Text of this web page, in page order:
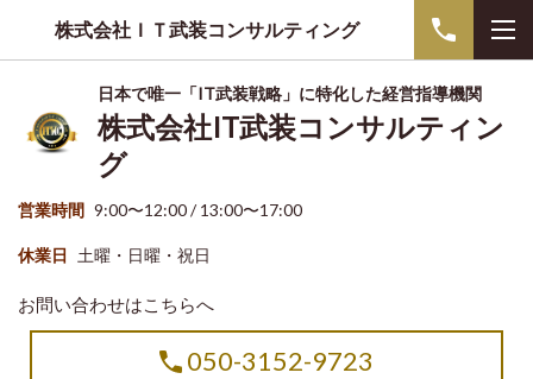
株式会社ＩＴ武装コンサルティング
日本で唯一「IT武装戦略」に特化した経営指導機関
株式会社IT武装コンサルティン
グ
営業時間 9:00〜12:00 / 13:00〜17:00
休業日 土曜・日曜・祝日
お問い合わせはこちらへ
050-3152-9723